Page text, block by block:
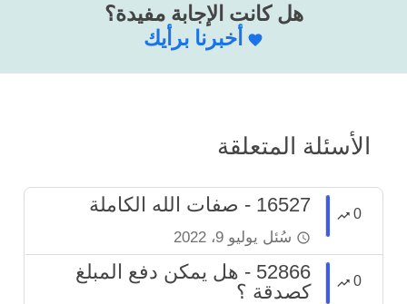
هل كانت الإجابة مفيدة؟
أخبرنا برأيك
الأسئلة المتعلقة
0 16527 - صفات الله الكاملة
سُئل يوليو 9، 2022
0
52866 - هل يمكن دفع المبلغ
كصدقة ؟